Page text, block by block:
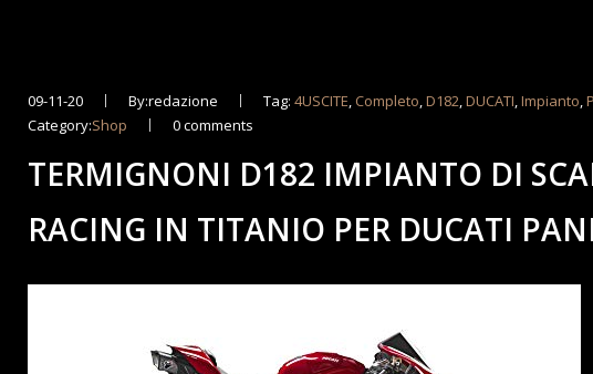
09-11-20 By:redazione Tag:4USCITE, Completo,D182,DUCATI,Impianto,
Category:Shop 0 comments
TERMIGNONI D182 IMPIANTO DI
RACING IN TITANIO PER DUCATI